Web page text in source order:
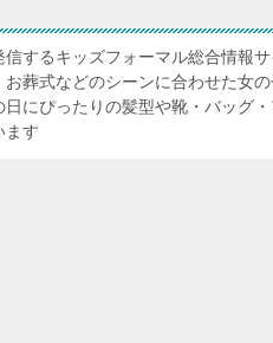
するキッズフォーマル総合情報サ
葬式などのシーンに合わせた女
にぴったりの髪型や靴・バッグ・
ます